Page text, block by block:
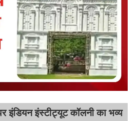
इंडियन इंस्टीट्यूट कॉलनी का भव्य